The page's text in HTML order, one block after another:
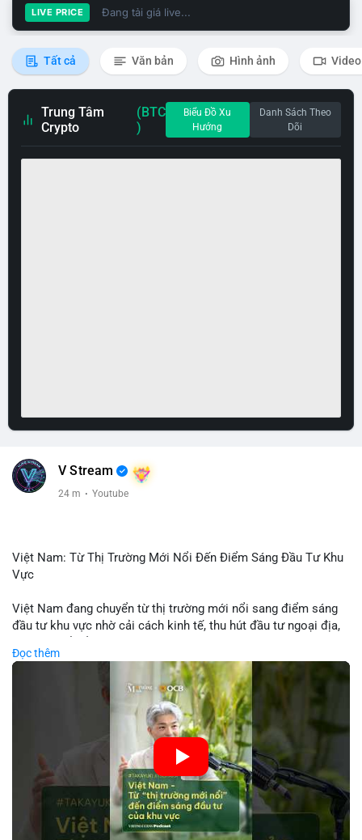
LIVE PRICE Đang tải giá live...
Tất cả Văn bản Hình ảnh Video
Trung Tâm
Crypto
(BTC
)
Biểu Đồ Xu
Hướng
Danh Sách Theo
Dõi
V Stream
24 m · Youtube
Việt Nam: Từ Thị Trường Mới Nổi Đến Điểm Sáng Đầu Tư Khu
Vực
Việt Nam đang chuyển từ thị trường mới nổi sang điểm sáng
đầu tư khu vực nhờ cải cách kinh tế, thu hút đầu tư ngoại địa,
hội cho nhà đầu tư lặp lại mô hình thành công của các quốc
gia đang phát triển. Nền tảng crypto tại Việt Nam cũng tăng
trưởng nhờ chính sách ổn định và sự quan tâm từ nhà đầu tư
🎥 Xem video trực tiếp tại:
Nguồn: VIETSUCCESS
Đọc thêm